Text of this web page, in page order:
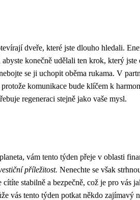
dveře, které jste dlouho hledali.
konečně udělali ten krok, který
se ji uchopit oběma rukama. V
protože komunikace bude klíčem k
regeneraci stejně jako vaše mysl.
vám tento týden přeje v oblasti
příležitost. Nenechte se však
stabilně a bezpečně, což je pro vás
vás tento týden potkat někdo zajímavý